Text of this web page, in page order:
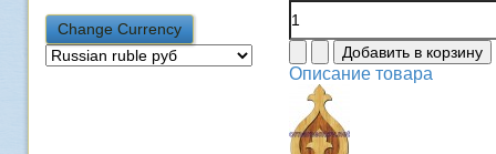
Описание товара